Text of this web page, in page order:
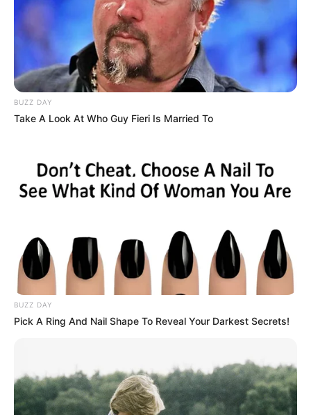
BUZZ DAY
Take A Look At Who Guy Fieri Is Married To
BUZZ DAY
Pick A Ring And Nail Shape To Reveal Your Darkest Secrets!